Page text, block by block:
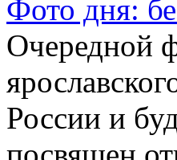
Фото дня:
Очередной
России и